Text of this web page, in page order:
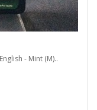
- Mint (M)..